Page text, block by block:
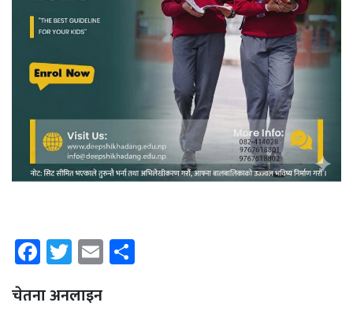
Facebook
Twitter
Email
चेतना अनलाइन